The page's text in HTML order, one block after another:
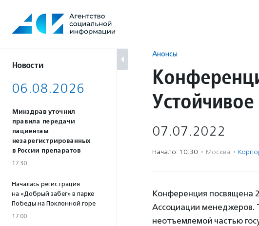
содержанию
Новости
06.08.2026
Минздрав уточнил
правила передачи
пациентам
незарегистрированных
в России препаратов
17:30
Началась регистрация
на «Добрый забег» в парке
Победы на Поклонной горе
17:00
Анонсы
07.07.2022
Начало: 10:30 · Москва ·
Конференция посвящена
Ассоциации менеджеров.
неотъемлемой частью